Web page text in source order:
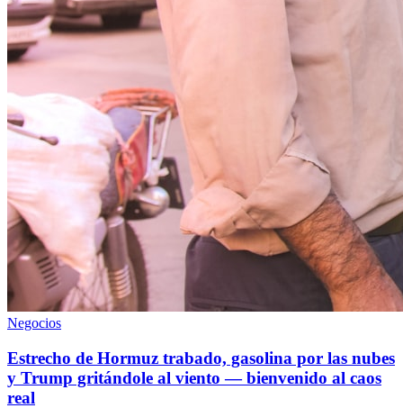
Negocios
Estrecho de Hormuz trabado, gasolina por las nubes
y Trump gritándole al viento — bienvenido al caos
real